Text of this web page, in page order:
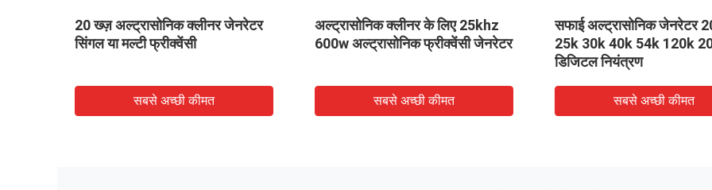
20 ख्ज़ अल्ट्रासोनिक क्लीनर जेनरेटर
सिंगल या मल्टी फ्रीक्वेंसी
सबसे अच्छी कीमत
अल्ट्रासोनिक क्लीनर के लिए 25khz
600w अल्ट्रासोनिक फ्रीक्वेंसी जेनरेटर
सबसे अच्छी कीमत
सफाई अल्ट्रासोनिक जेनरेटर
25k 30k 40k 54k 120k
डिजिटल नियंत्रण
सबसे अच्छी कीमत